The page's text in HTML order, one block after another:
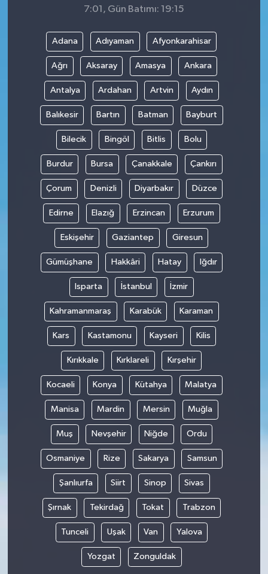
7:01, Gün Batımı: 19:15
Adana Adıyaman Afyonkarahisar
Ağrı Aksaray Amasya Ankara
Antalya Ardahan Artvin Aydın
Balıkesir Bartın Batman Bayburt
Bilecik Bingöl Bitlis Bolu
Burdur Bursa Çanakkale Çankırı
Çorum Denizli Diyarbakır Düzce
Edirne Elazığ Erzincan Erzurum
Eskişehir Gaziantep Giresun
Gümüşhane Hakkâri Hatay Iğdır
Isparta İstanbul İzmir
Kahramanmaraş Karabük Karaman
Kars Kastamonu Kayseri Kilis
Kırıkkale Kırklareli Kırşehir
Kocaeli Konya Kütahya Malatya
Manisa Mardin Mersin Muğla
Muş Nevşehir Niğde Ordu
Osmaniye Rize Sakarya Samsun
Şanlıurfa Siirt Sinop Sivas
Şırnak Tekirdağ Tokat Trabzon
Tunceli Uşak Van Yalova
Yozgat Zonguldak